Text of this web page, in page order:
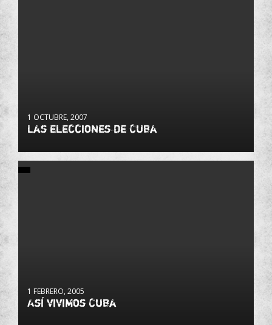
1 OCTUBRE, 2007
Las elecciones de Cuba
1 FEBRERO, 2005
Así vivimos Cuba